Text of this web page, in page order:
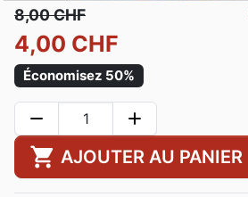
8,00 CHF
4,00 CHF
Économisez 50%
remove add
shopping_cart AJOUTER AU PANIER